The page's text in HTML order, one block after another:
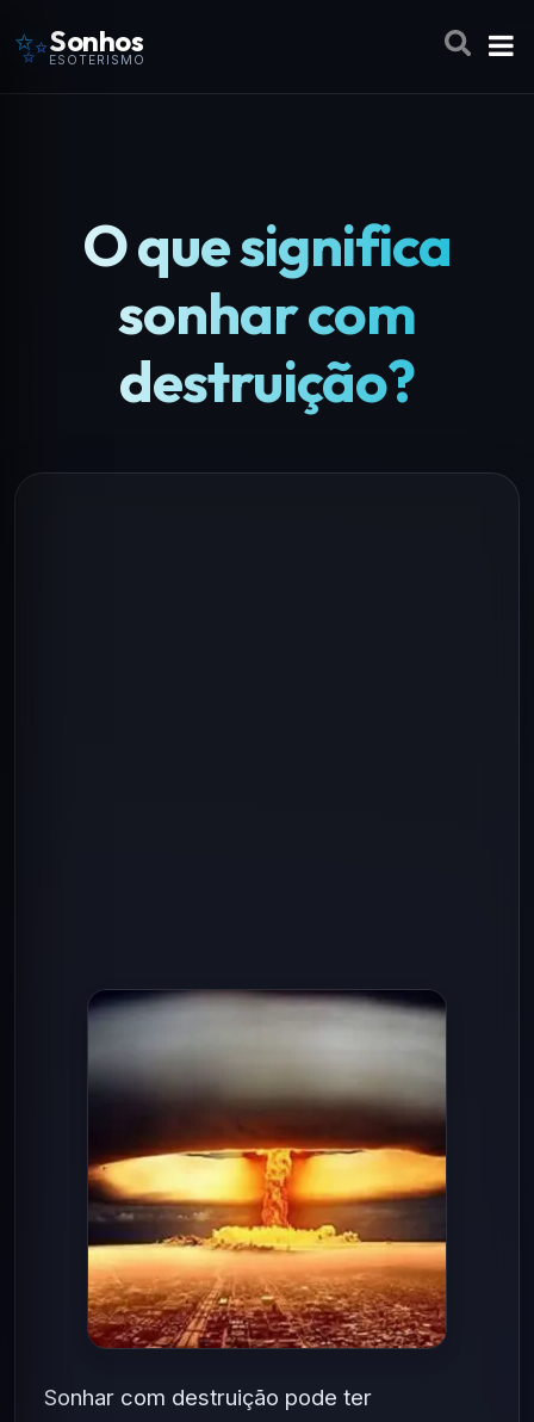
✨Sonhos
ESOTERISMO
O que significa
sonhar com
destruição?
Sonhar com destruição pode ter